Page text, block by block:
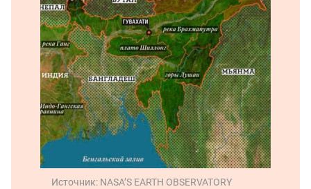
Источник: NASA’S EARTH OBSERVATORY